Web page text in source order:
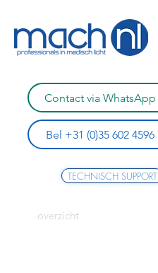
Contact via WhatsApp
Bel +31 (0)35 602 4596
TECHNISCH SUPPORT
overzicht